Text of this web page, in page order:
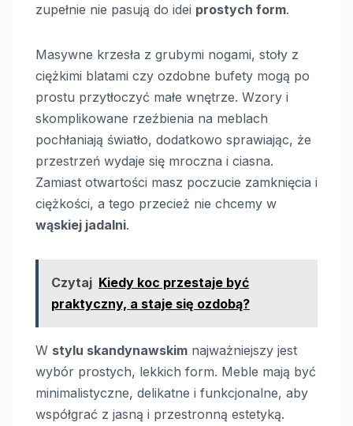
zupełnie nie pasują do idei prostych form.
Masywne krzesła z grubymi nogami, stoły z
ciężkimi blatami czy ozdobne bufety mogą po
prostu przytłoczyć małe wnętrze. Wzory i
skomplikowane rzeźbienia na meblach
pochłaniają światło, dodatkowo sprawiając, że
przestrzeń wydaje się mroczna i ciasna.
Zamiast otwartości masz poczucie zamknięcia i
ciężkości, a tego przecież nie chcemy w
wąskiej jadalni.
Czytaj Kiedy koc przestaje być
praktyczny, a staje się ozdobą?
W stylu skandynawskim najważniejszy jest
wybór prostych, lekkich form. Meble mają być
minimalistyczne, delikatne i funkcjonalne, aby
współgrać z jasną i przestronną estetyką.